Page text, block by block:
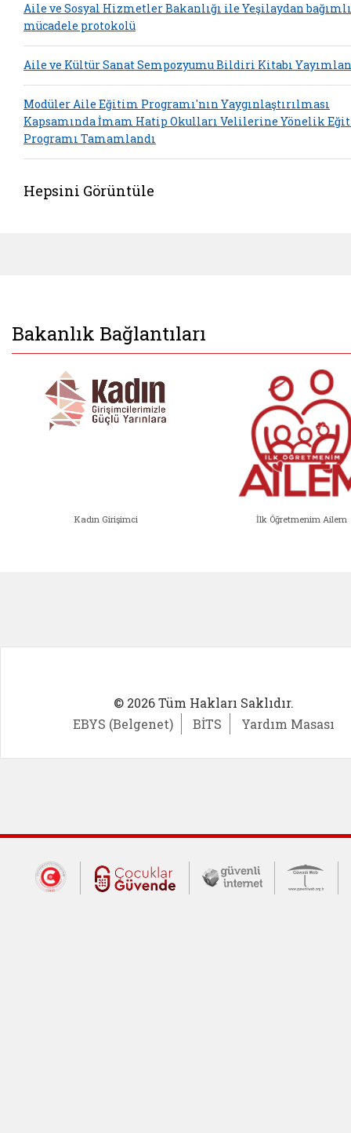
Aile ve Sosyal Hizmetler Bakanlığı ile Yeşilaydan
mücadele protokolü
Aile ve Kültür Sanat Sempozyumu Bildiri Kitabı
Modüler Aile Eğitim Programı'nın Yaygınlaştırılması
Kapsamında İmam Hatip Okulları Velilerine Yönelik
Programı Tamamlandı
Hepsini Görüntüle
Bakanlık Bağlantıları
Kadın Girişimci İlk Öğretmenim Ailem
© 2026 Tüm Hakları Saklıdır.
EBYS (Belgenet)
BİTS Yardım Masası
Dış Bağlantılar
Cumhurbaşkanlığı İletişim Merkezi
Çocuklar Güvende (yeni
Güvenli